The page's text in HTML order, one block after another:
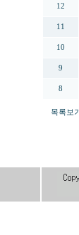
12
11
10
9
8
목록보기